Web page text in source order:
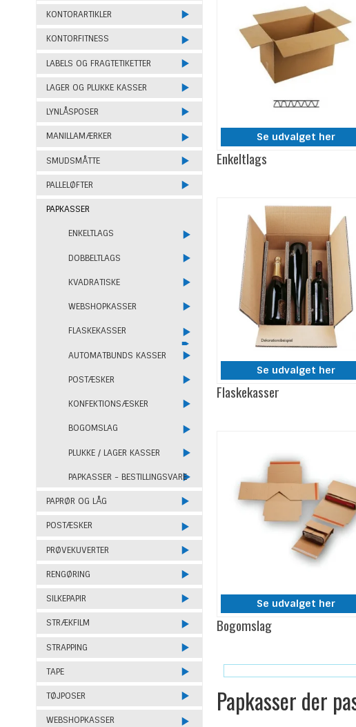
KONTORARTIKLER
KONTORFITNESS
LABELS OG FRAGTETIKETTER
LAGER OG PLUKKE KASSER
LYNLÅSPOSER
MANILLAMÆRKER
SMUDSMÅTTE
PALLELØFTER
PAPKASSER
ENKELTLAGS
DOBBELTLAGS
KVADRATISKE
WEBSHOPKASSER
FLASKEKASSER
AUTOMATBUNDS KASSER
POSTÆSKER
KONFEKTIONSÆSKER
BOGOMSLAG
PLUKKE / LAGER KASSER
PAPKASSER - BESTILLINGSVARE
PAPRØR OG LÅG
POSTÆSKER
PRØVEKUVERTER
RENGØRING
SILKEPAPIR
STRÆKFILM
STRAPPING
TAPE
TØJPOSER
WEBSHOPKASSER
Se udvalget her
Enkeltlags
Se udvalget her
Flaskekasser
Se udvalget her
Bogomslag
Papkasser der